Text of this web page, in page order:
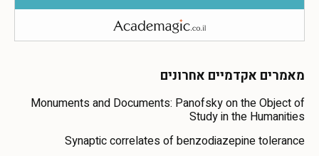
מאמרים אקדמיים אחרונים
Monuments and Documents: Panofsky on the Object of
Study in the Humanities
Synaptic correlates of benzodiazepine tolerance